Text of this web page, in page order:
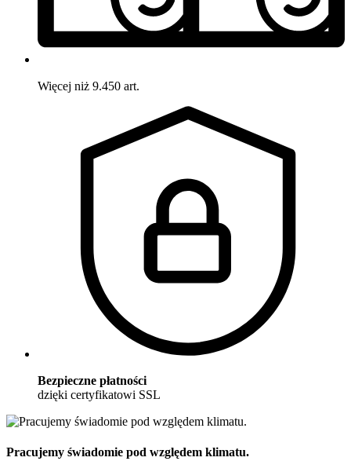
Więcej niż 9.450 art.
Bezpieczne płatności
dzięki certyfikatowi SSL
Pracujemy świadomie pod względem klimatu.